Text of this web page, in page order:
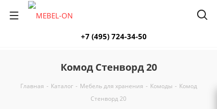
+7 (495) 724-34-50
Комод Стенворд 20
Главная - Каталог - Мебель для хранения - Комоды - Комод
Стенворд 20